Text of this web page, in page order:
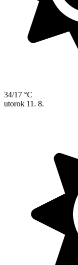
34/17 °C
utorok 11. 8.